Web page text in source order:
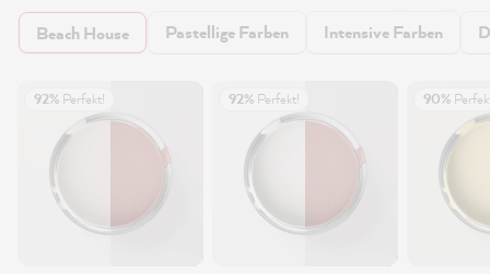
Beach House Pastellige Farben Intensive Farben
92% Perfekt! 92% Perfekt! 90%